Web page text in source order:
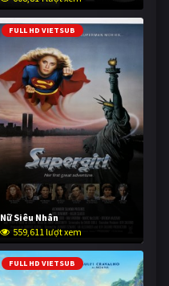
FULL HD VIETSUB
Nữ Siêu Nhân
559,611 lượt xem
FULL HD VIETSUB